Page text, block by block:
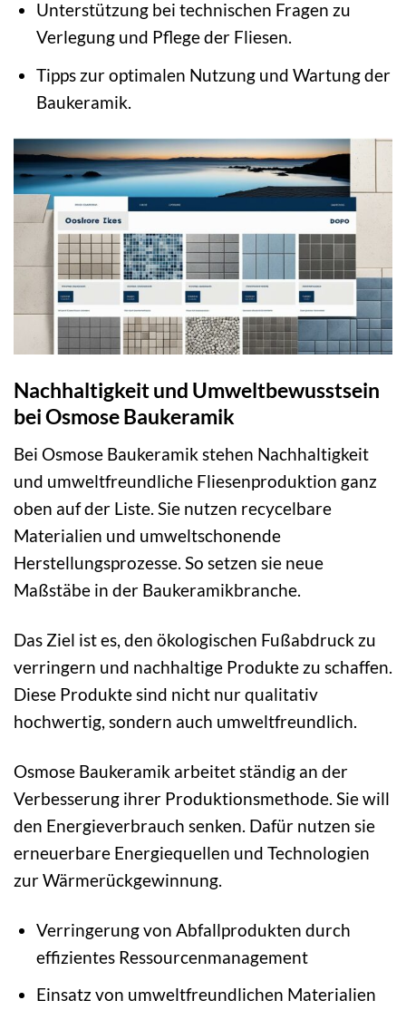
Unterstützung bei technischen Fragen zu
Verlegung und Pflege der Fliesen.
Tipps zur optimalen Nutzung und Wartung der
Baukeramik.
Nachhaltigkeit und Umweltbewusstsein
bei Osmose Baukeramik
Bei Osmose Baukeramik stehen Nachhaltigkeit
und umweltfreundliche Fliesenproduktion ganz
oben auf der Liste. Sie nutzen recycelbare
Materialien und umweltschonende
Herstellungsprozesse. So setzen sie neue
Maßstäbe in der Baukeramikbranche.
Das Ziel ist es, den ökologischen Fußabdruck zu
verringern und nachhaltige Produkte zu schaffen.
Diese Produkte sind nicht nur qualitativ
hochwertig, sondern auch umweltfreundlich.
Osmose Baukeramik arbeitet ständig an der
Verbesserung ihrer Produktionsmethode. Sie will
den Energieverbrauch senken. Dafür nutzen sie
erneuerbare Energiequellen und Technologien
zur Wärmerückgewinnung.
Verringerung von Abfallprodukten durch
effizientes Ressourcenmanagement
Einsatz von umweltfreundlichen Materialien